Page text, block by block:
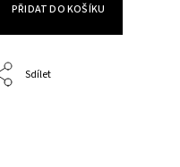
PŘIDAT DO KOŠÍKU
Sdílet